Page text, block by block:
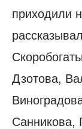
приходили
Дзотова,
Санникова,